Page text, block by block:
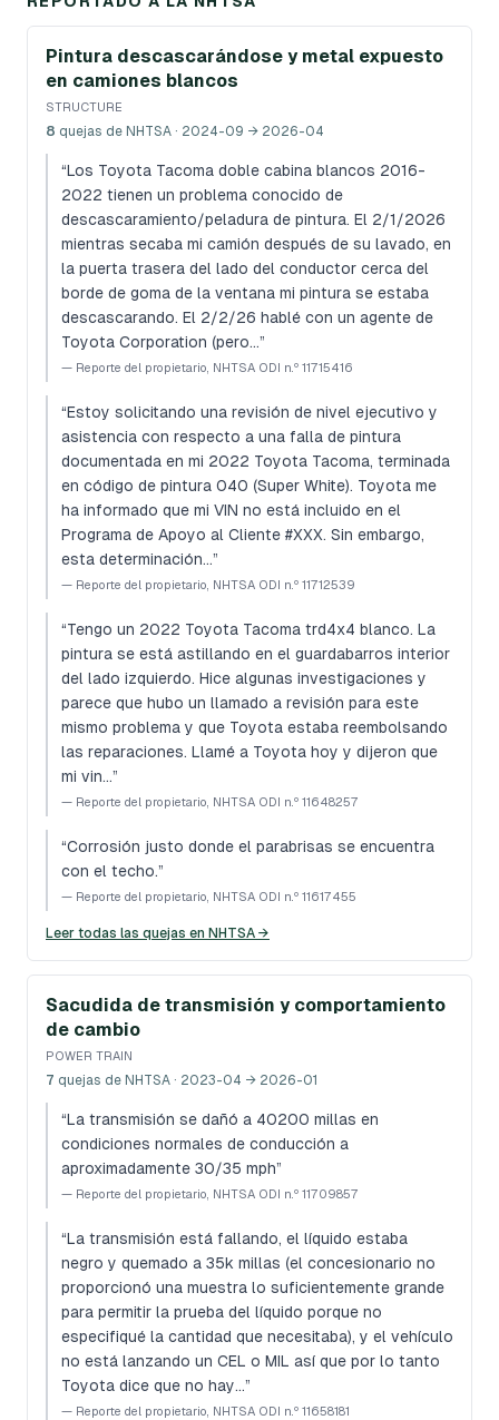
Pintura descascarándose y metal expuesto
en camiones blancos
STRUCTURE
8 quejas de NHTSA · 2024-09 → 2026-04
“Los Toyota Tacoma doble cabina blancos 2016-
2022 tienen un problema conocido de
descascaramiento/peladura de pintura. El 2/1/2026
mientras secaba mi camión después de su lavado, en
la puerta trasera del lado del conductor cerca del
borde de goma de la ventana mi pintura se estaba
descascarando. El 2/2/26 hablé con un agente de
Toyota Corporation (pero…”
— Reporte del propietario, NHTSA ODI n.º 11715416
“Estoy solicitando una revisión de nivel ejecutivo y
asistencia con respecto a una falla de pintura
documentada en mi 2022 Toyota Tacoma, terminada
en código de pintura 040 (Super White). Toyota me
ha informado que mi VIN no está incluido en el
Programa de Apoyo al Cliente #XXX. Sin embargo,
esta determinación…”
— Reporte del propietario, NHTSA ODI n.º 11712539
“Tengo un 2022 Toyota Tacoma trd4x4 blanco. La
pintura se está astillando en el guardabarros interior
del lado izquierdo. Hice algunas investigaciones y
parece que hubo un llamado a revisión para este
mismo problema y que Toyota estaba reembolsando
las reparaciones. Llamé a Toyota hoy y dijeron que
mi vin…”
— Reporte del propietario, NHTSA ODI n.º 11648257
“Corrosión justo donde el parabrisas se encuentra
con el techo.”
— Reporte del propietario, NHTSA ODI n.º 11617455
Leer todas las quejas en NHTSA →
Sacudida de transmisión y comportamiento
de cambio
POWER TRAIN
7 quejas de NHTSA · 2023-04 → 2026-01
“La transmisión se dañó a 40200 millas en
condiciones normales de conducción a
aproximadamente 30/35 mph”
— Reporte del propietario, NHTSA ODI n.º 11709857
“La transmisión está fallando, el líquido estaba
negro y quemado a 35k millas (el concesionario no
proporcionó una muestra lo suficientemente grande
para permitir la prueba del líquido porque no
especifiqué la cantidad que necesitaba), y el vehículo
no está lanzando un CEL o MIL así que por lo tanto
Toyota dice que no hay…”
— Reporte del propietario, NHTSA ODI n.º 11658181